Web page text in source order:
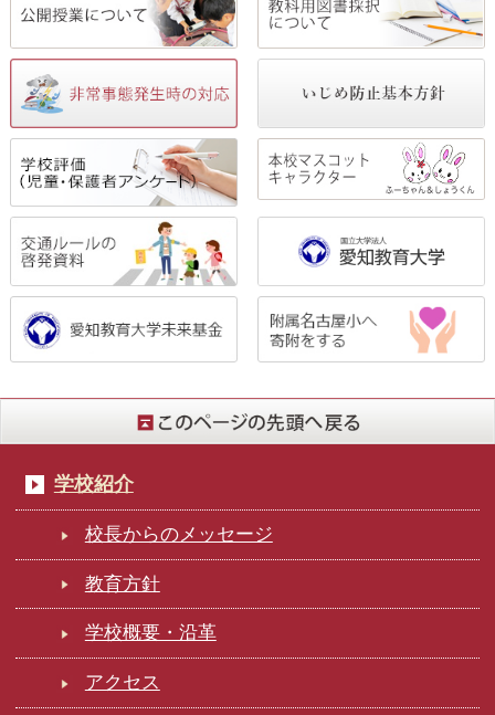
学校紹介
校長からのメッセージ
教育方針
学校概要・沿革
アクセス